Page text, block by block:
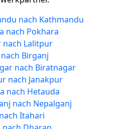
nach Kathmandu
nach Pokhara
nach Lalitpur
Birganj
nach Biratnagar
nach Janakpur
nach Hetauda
nach Nepalganj
Itahari